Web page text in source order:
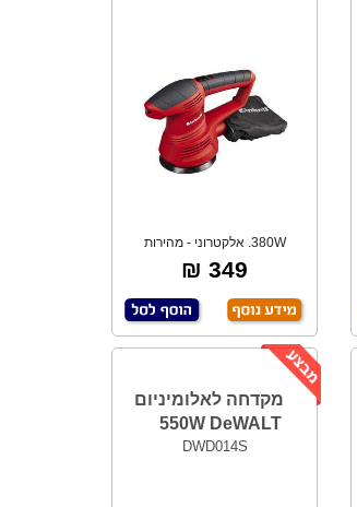
380W. אלקטרוני - מהירות
משתנה. 125 מ"מ
349 ₪
מקדחה לאלומיניום
550W DeWALT
DWD014S